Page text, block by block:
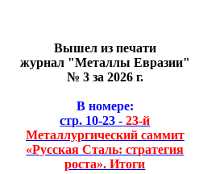
Вышел из печати
журнал "Металлы Евразии"
№ 3 за 2026 г.
В номере:
стр. 10-23 - 23-й
Металлургический саммит
«Русская Сталь: стратегия
роста». Итоги